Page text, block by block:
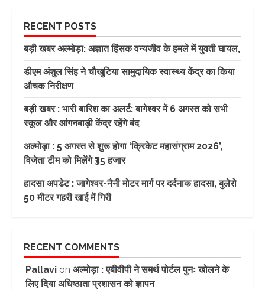
RECENT POSTS
बड़ी खबर अल्मोड़ा: अज्ञात हिंसक वन्यजीव के हमले में युवती घायल,
डीएम अंशुल सिंह ने चौखुटिया सामुदायिक स्वास्थ्य केंद्र का किया
औचक निरीक्षण
बड़ी खबर : भारी बारिश का अलर्ट: बागेश्वर में 6 अगस्त को सभी
स्कूल और आंगनबाड़ी केंद्र रहेंगे बंद
अल्मोड़ा : 5 अगस्त से शुरू होगा ‘क्रिकेट महासंग्राम 2026’,
विजेता टीम को मिलेंगे ₹35 हजार
हादसा अपडेट : जागेश्वर-नैनी मोटर मार्ग पर दर्दनाक हादसा, बुलेरो
50 मीटर गहरी खाई में गिरी
RECENT COMMENTS
Pallavi on अल्मोड़ा : एबीवीपी ने समर्थ पोर्टल पुनः खोलने के
लिए दिया अधिष्ठाता प्रशासन को ज्ञापन